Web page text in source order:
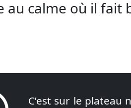
au calme où il fait
C’est sur le